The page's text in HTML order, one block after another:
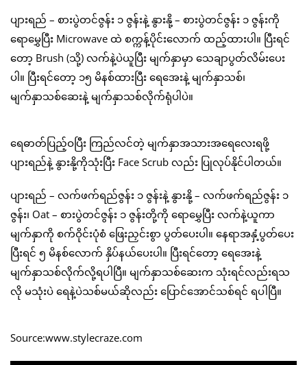
ပျားရည် – စားပွဲတင်ဇွန်း ၁ ဇွန်းနဲ့ နွားနို့ – စားပွဲတင်ဇွန်း ၁ ဇွန်းကို
ရောမွှေပြီး Microwave ထဲ စက္ကန့်ပိုင်းလောက် ထည့်ထားပါ။ ပြီးရင်
တော့ Brush (သို့) လက်နဲ့ပဲယူပြီး မျက်နှာမှာ သေချာပွတ်လိမ်းပေး
ပါ။ ပြီးရင်တော့ ၁၅ မိနစ်ထားပြီး ရေအေးနဲ့ မျက်နှာသစ်၊
မျက်နှာသစ်ဆေးနဲ့ မျက်နှာသစ်လိုက်ရုံပါပဲ။
ရေဓာတ်ပြည့်ဝပြီး ကြည်လင်တဲ့ မျက်နှာအသားအရေလေးရဖို့
ပျားရည်နဲ့ နွားနို့ကိုသုံးပြီး Face Scrub လည်း ပြုလုပ်နိုင်ပါတယ်။
ပျားရည် – လက်ဖက်ရည်ဇွန်း ၁ ဇွန်းနဲ့ နွားနို့ – လက်ဖက်ရည်ဇွန်း ၁
ဇွန်း၊ Oat – စားပွဲတင်ဇွန်း ၁ ဇွန်းတို့ကို ရောမွှေပြီး လက်နဲ့ယူကာ
မျက်နှာကို စက်ဝိုင်းပုံစံ ဖြေးညှင်းစွာ ပွတ်ပေးပါ။ နေရာအနှံ့ပွတ်ပေး
ပြီးရင် ၅ မိနစ်လောက် နှိပ်နယ်ပေးပါ။ ပြီးရင်တော့ ရေအေးနဲ့
မျက်နှာသစ်လိုက်လို့ရပါပြီ။ မျက်နှာသစ်ဆေးက သုံးရင်လည်းရသ
လို မသုံးပဲ ရေနဲ့ပဲသစ်မယ်ဆိုလည်း ပြောင်အောင်သစ်ရင် ရပါပြီ။
Source:www.stylecraze.com